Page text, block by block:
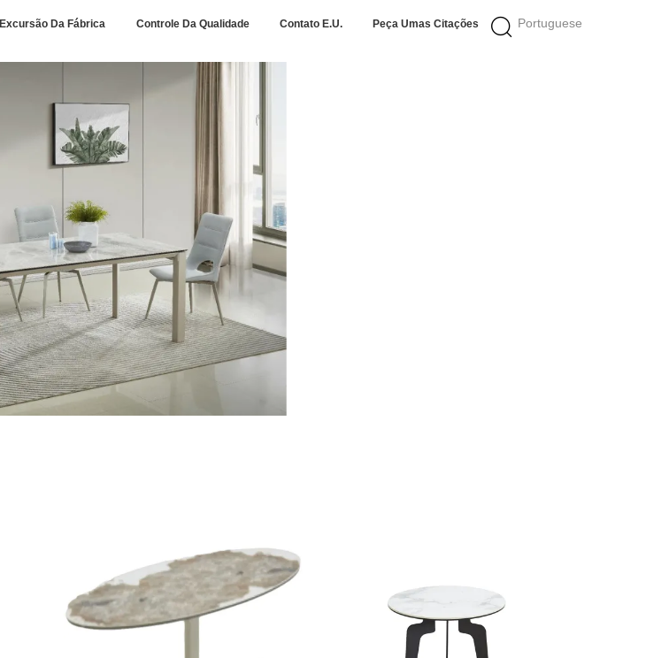
Portuguese
Excursão Da Fábrica Controle Da Qualidade Contato E.U. Peça Umas Citações